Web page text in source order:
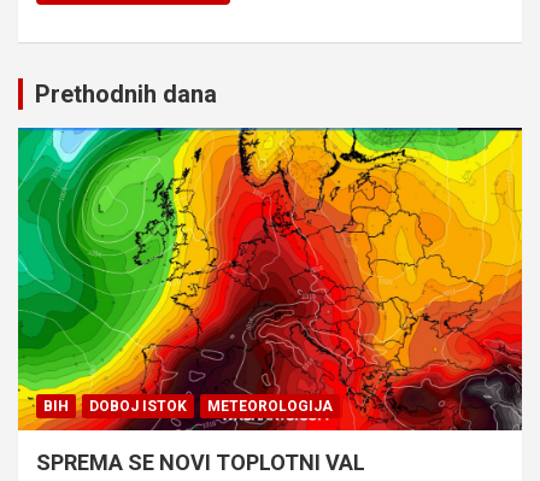
Prethodnih dana
BIH DOBOJ ISTOK METEOROLOGIJA
SPREMA SE NOVI TOPLOTNI VAL